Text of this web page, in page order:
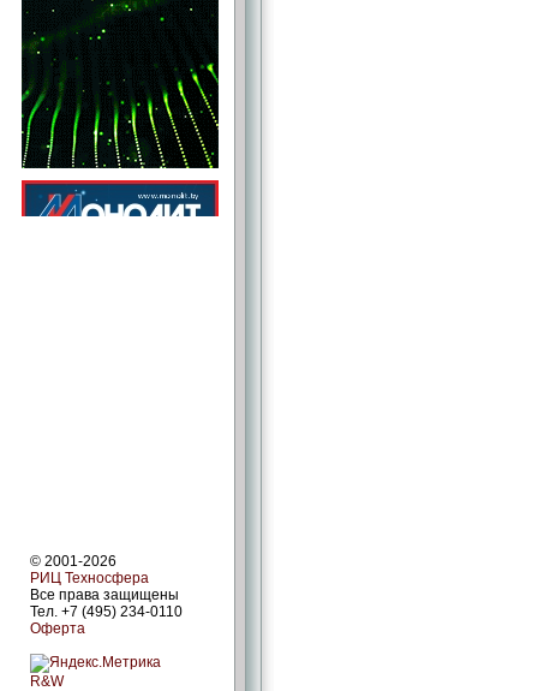
© 2001-2026
РИЦ Техносфера
Все права защищены
Тел. +7 (495) 234-0110
Оферта
R&W